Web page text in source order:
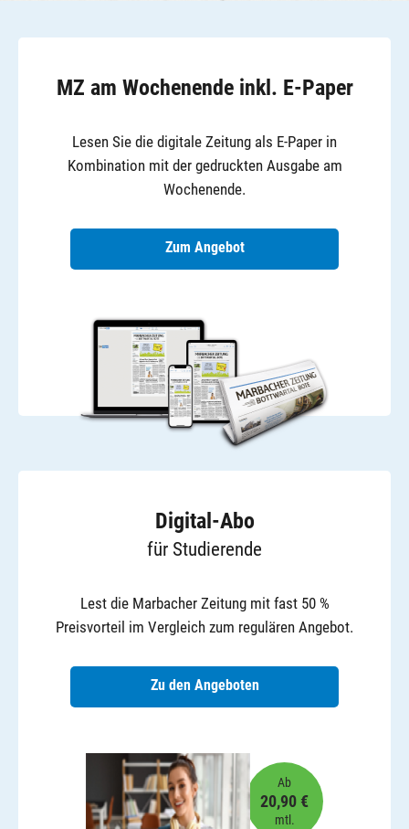
MZ am Wochenende inkl. E-Paper
Lesen Sie die digitale Zeitung als E-Paper in
Kombination mit der gedruckten Ausgabe am
Wochenende.
Zum Angebot
Digital-Abo
für Studierende
Lest die Marbacher Zeitung mit fast 50 %
Preisvorteil im Vergleich zum regulären Angebot.
Zu den Angeboten
Ab
20,90 €
mtl.